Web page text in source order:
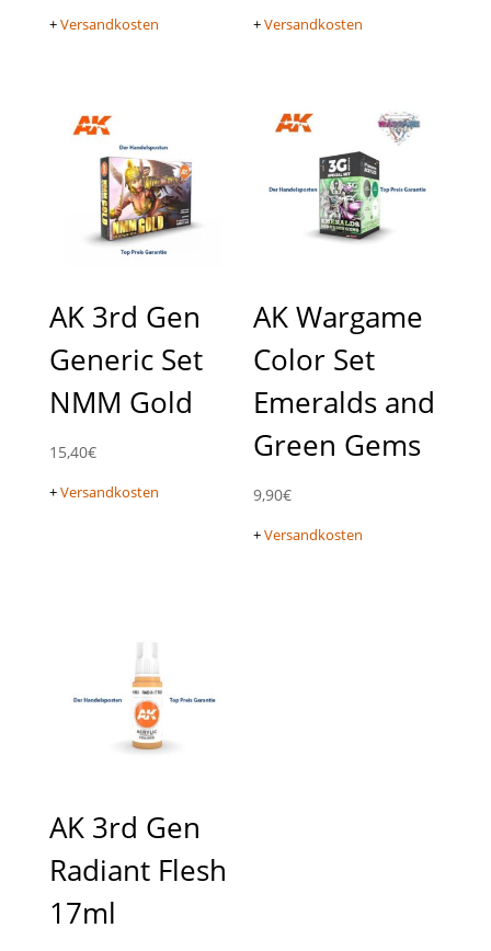
+Versandkosten +Versandkosten
AK 3rd Gen
Generic Set
NMM Gold
15,40€
+Versandkosten
AK Wargame
Color Set
Emeralds and
Green Gems
9,90€
+Versandkosten
AK 3rd Gen
Radiant Flesh
17ml